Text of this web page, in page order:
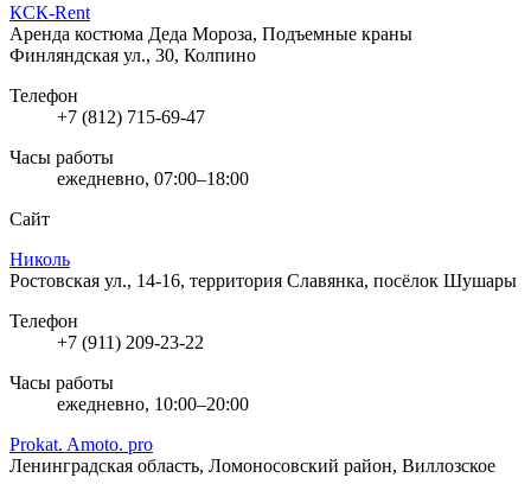
КСК-Rent
Аренда костюма Деда Мороза, Подъемные краны
Финляндская ул., 30, Колпино
Телефон
+7 (812) 715-69-47
Часы работы
ежедневно, 07:00–18:00
Сайт
Николь
Ростовская ул., 14-16, территория Славянка, посёлок Шушары
Телефон
+7 (911) 209-23-22
Часы работы
ежедневно, 10:00–20:00
Prokat. Amoto. pro
Ленинградская область, Ломоносовский район, Виллозское